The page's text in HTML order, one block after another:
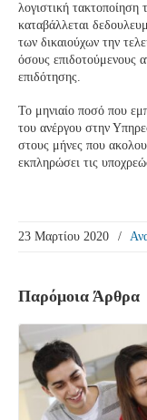
λογιστική τακτοποίηση
καταβάλλεται
των δικαιούχων την
όσους επιδοτούμενους
επιδότησης.
Το μηνιαίο ποσό που
του ανέργου στην
στους μήνες που
εκπληρώσει τις
23 Μαρτίου 2020 /
Παρόμοια Άρθρα